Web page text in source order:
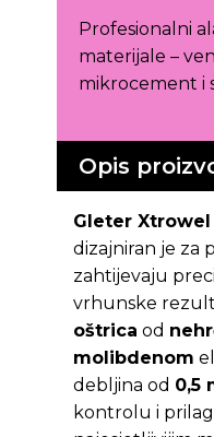
Profesionalni
materijale –
mikrocement i
Opis
Gleter Xtrowel
dizajniran je za
zahtijevaju
vrhunske
oštrica od
molibdenom
debljina od 0,5
kontrolu i